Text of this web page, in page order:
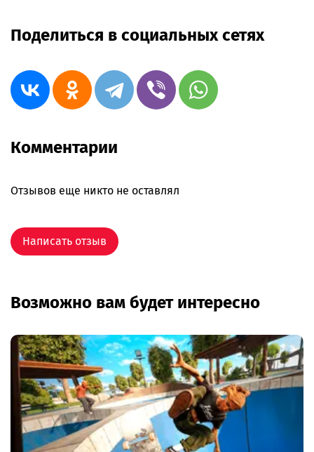
Поделиться в социальных сетях
Комментарии
Отзывов еще никто не оставлял
Написать отзыв
Возможно вам будет интересно